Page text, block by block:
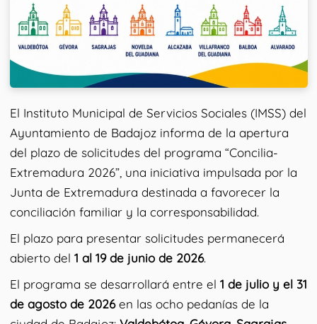
El Instituto Municipal de Servicios Sociales (IMSS) del
Ayuntamiento de Badajoz informa de la apertura
del plazo de solicitudes del programa “Concilia-
Extremadura 2026”, una iniciativa impulsada por la
Junta de Extremadura destinada a favorecer la
conciliación familiar y la corresponsabilidad.
El plazo para presentar solicitudes permanecerá
abierto del 1 al 19 de junio de 2026.
El programa se desarrollará entre el 1 de julio y el 31
de agosto de 2026en las ocho pedanías de la